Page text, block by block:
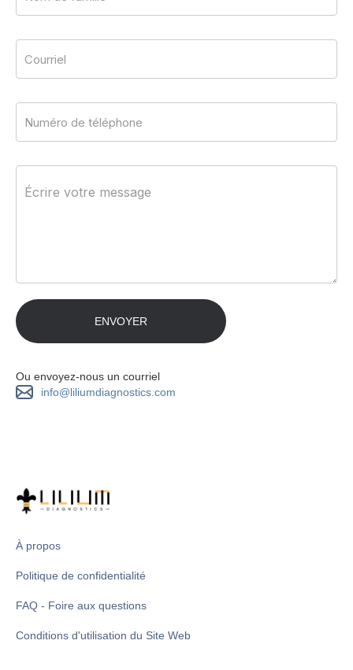
Ou envoyez-nous un courriel
info@liliumdiagnostics.com
À propos
Politique de confidentialité
FAQ - Foire aux questions
Conditions d'utilisation du Site Web